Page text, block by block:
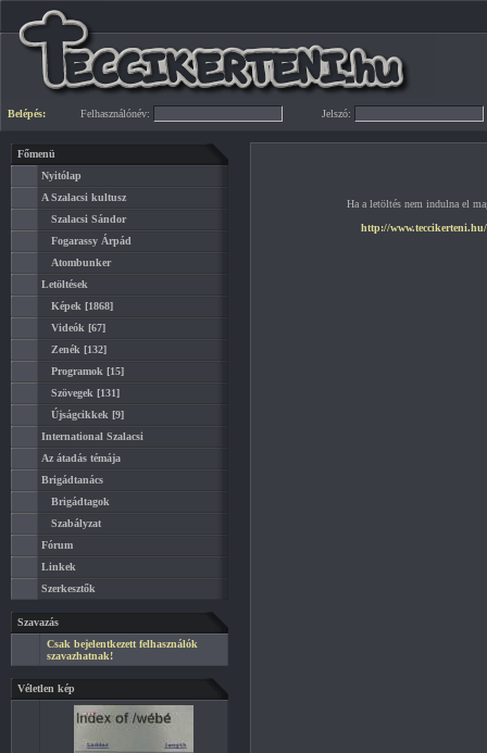
Belépés: Felhasználónév: Jelszó:
Főmenü
Nyitólap
A Szalacsi kultusz
Szalacsi Sándor
Fogarassy Árpád
Atombunker
Letöltések
Képek [1868]
Videók [67]
Zenék [132]
Programok [15]
Szövegek [131]
Újságcikkek [9]
International Szalacsi
Az átadás témája
Brigádtanács
Brigádtagok
Szabályzat
Fórum
Linkek
Szerkesztők
Szavazás
Csak bejelentkezett felhasználók
szavazhatnak!
Véletlen kép
Ha a letöltés nem indulna el
http://